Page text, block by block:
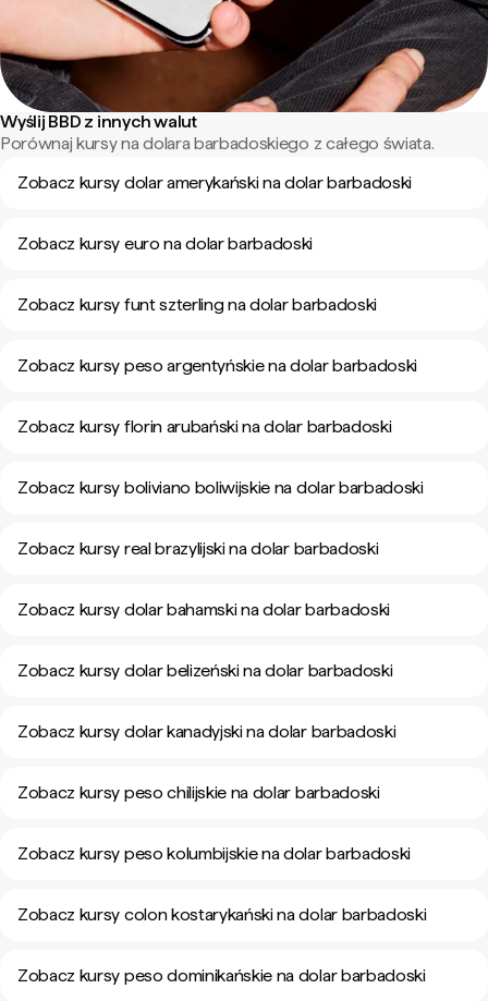
Wyślij BBD z innych walut
Porównaj kursy na dolara barbadoskiego z całego świata.
Zobacz kursy dolar amerykański na dolar barbadoski
Zobacz kursy euro na dolar barbadoski
Zobacz kursy funt szterling na dolar barbadoski
Zobacz kursy peso argentyńskie na dolar barbadoski
Zobacz kursy florin arubański na dolar barbadoski
Zobacz kursy boliviano boliwijskie na dolar barbadoski
Zobacz kursy real brazylijski na dolar barbadoski
Zobacz kursy dolar bahamski na dolar barbadoski
Zobacz kursy dolar belizeński na dolar barbadoski
Zobacz kursy dolar kanadyjski na dolar barbadoski
Zobacz kursy peso chilijskie na dolar barbadoski
Zobacz kursy peso kolumbijskie na dolar barbadoski
Zobacz kursy colon kostarykański na dolar barbadoski
Zobacz kursy peso dominikańskie na dolar barbadoski